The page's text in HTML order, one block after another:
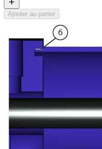
Ajouter au panier